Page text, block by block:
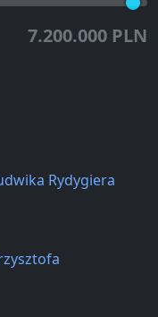
7.200.000 PLN
Rydygiera